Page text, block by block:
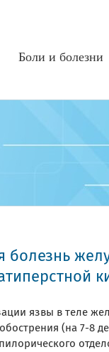
Боли и болезни
болезнь
язвы в теле
(на 7-8